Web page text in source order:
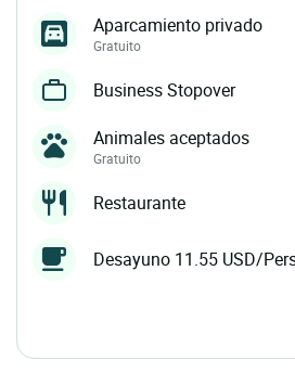
Aparcamiento privado
Gratuito
Business Stopover
Animales aceptados
Gratuito
Restaurante
Desayuno 11.55 USD/